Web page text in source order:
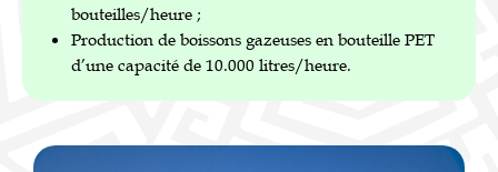
bouteilles/heure ;
Production de boissons gazeuses en bouteille PET
d’une capacité de 10.000 litres/heure.